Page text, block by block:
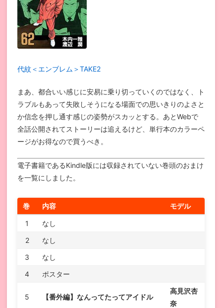
代紋＜エンブレム＞TAKE2
まあ、都合いい感じに安易に乗り切っていくのではなく、ト
ラブルもあって失敗しそうになる場面での思いきりのよさと
か信念を押し通す感じの姿勢がスカッとする。あとWebで
全話公開されてストーリーは追えるけど、単行本のカラーペ
ージがお得なので買うべき。
電子書籍であるKindle版には収録されていない巻頭のおまけ
を一覧にしました。
巻 内容 モデル
1
なし
2
なし
3
なし
4
ポスター
5 【番外編】なんってたってアイドル
高見沢杏
奈